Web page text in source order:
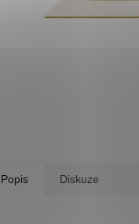
Popis Diskuze